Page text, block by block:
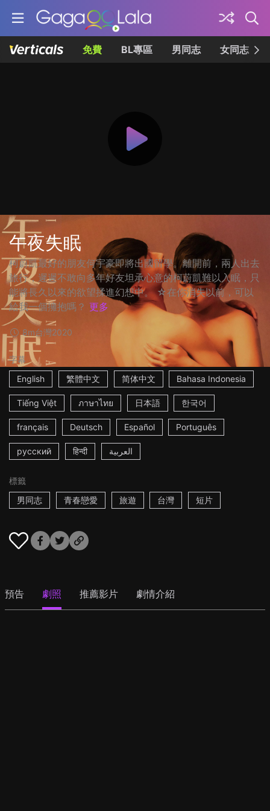
免費 BL專區 男同志 女同志
午夜失眠
柯蔚凱最好的朋友何宇豪即將出國留學。離開前，兩人出去
旅行，遲遲不敢向多年好友坦承心意的柯蔚凱難以入眠，只
能將長久以來的欲望揉進幻想中。 ☆在你消失以前，可以
給我一個擁抱嗎？ 更多
8m台灣2020
字幕
English
繁體中文 简体中文 Bahasa Indonesia
Tiếng Việt ภาษาไทย 日本語 한국어
français Deutsch Español Português
русский हिन्दी العربية
標籤
男同志
青春戀愛 旅遊 台灣 短片
預告 劇照 推薦影片 劇情介紹